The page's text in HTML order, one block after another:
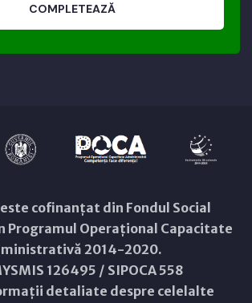
COMPLETEAZĂ
cofinanțat din Fondul Social
Programul Operațional Capacitate
2014-2020.
126495 / SIPOCA 558
detaliate despre celelalte